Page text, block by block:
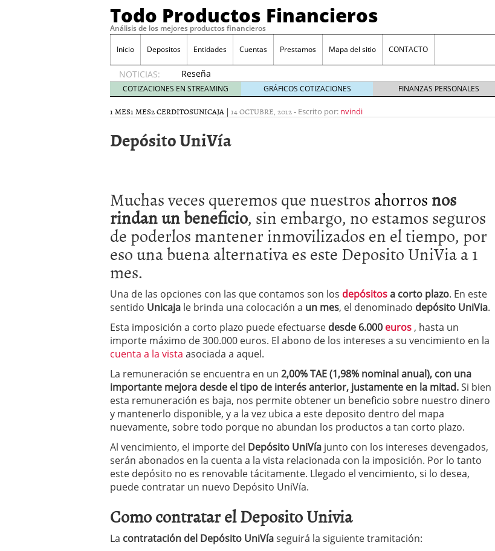
Todo Productos Financieros
Análisis de los mejores productos financieros
Inicio Depositos Entidades Cuentas Prestamos Mapa del sitio CONTACTO
NOTICIAS:
Reseña
de SIFX:
Lo Que
Deben
los
Traders
Ford y GM consiguen licencia bancaria: nuevas perspectivas para productos
financieros ligados al sector automotriz 26/01/2026
¿Por qué el ahorro precautorio sigue al alza entre los hogares?
21/01/2026
Los bancos tradicionales reaccionan: nuevas cuentas al 1,5 % tras la
presión de los neobancos 12/01/2026
Depósitos al 4 % siguen vigentes en varias entidades: ¿qué plazos y
COTIZACIONES EN STREAMING GRÁFICOS COTIZACIONES FINANZAS PERSONALES
1 MES1 MES2 CERDITOSUNICAJA | 14 OCTUBRE, 2012- Escrito por: nvindi
Depósito UniVía
Muchas veces queremos que nuestrosahorrosnos
rindan un beneficio, sin embargo, no estamos seguros
de poderlos mantener inmovilizados en el tiempo, por
eso una buena alternativa es este Deposito UniVia a 1
mes.
Una de las opciones con las que contamos son los depósitosa corto plazo. En este
sentido Unicaja le brinda una colocación a un mes, el denominado depósito UniVia.
Esta imposición a corto plazo puede efectuarse desde 6.000 euros , hasta un
importe máximo de 300.000 euros. El abono de los intereses a su vencimiento en la
cuenta a la vista asociada a aquel.
La remuneración se encuentra en un 2,00% TAE (1,98% nominal anual), con una
importante mejora desde el tipo de interés anterior, justamente en la mitad.Si bien
esta remuneración es baja, nos permite obtener un beneficio sobre nuestro dinero
y mantenerlo disponible, y a la vez ubica a este deposito dentro del mapa
nuevamente, sobre todo porque no abundan los productos a tan corto plazo.
Al vencimiento, el importe del Depósito UniVía junto con los intereses devengados,
serán abonados en la cuenta a la vista relacionada con la imposición. Por lo tanto
este depósito no es renovable tácitamente. Llegado el vencimiento, si lo desea,
puede contratar un nuevo Depósito UniVía.
Como contratar el Deposito Univia
La contratación del Depósito UniVíaseguirá la siguiente tramitación: